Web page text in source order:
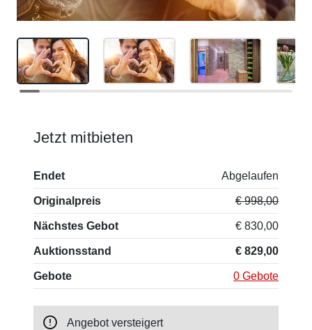
Jetzt mitbieten
Endet Abgelaufen
Originalpreis € 998,00
Nächstes Gebot € 830,00
Auktionsstand € 829,00
Gebote 0 Gebote
Angebot versteigert